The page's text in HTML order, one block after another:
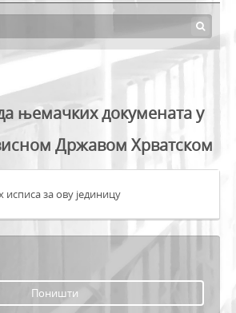
њемачких докумената у
Државом Хрватском
за ову јединицу
Поништи